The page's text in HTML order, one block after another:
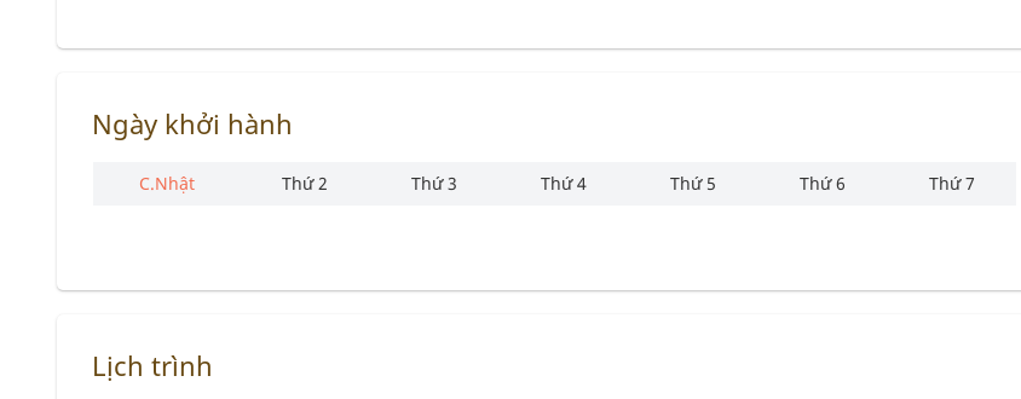
Ngày khởi hành
C.Nhật Thứ 2 Thứ 3 Thứ 4 Thứ 5 Thứ 6 Thứ 7
Lịch trình